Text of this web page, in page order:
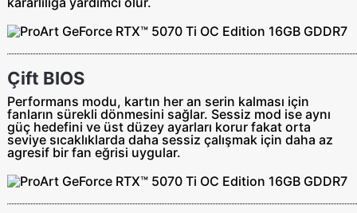
Çift BIOS
Performans modu, kartın her an serin kalması için
fanların sürekli dönmesini sağlar. Sessiz mod ise aynı
güç hedefini ve üst düzey ayarları korur fakat orta
seviye sıcaklıklarda daha sessiz çalışmak için daha az
agresif bir fan eğrisi uygular.